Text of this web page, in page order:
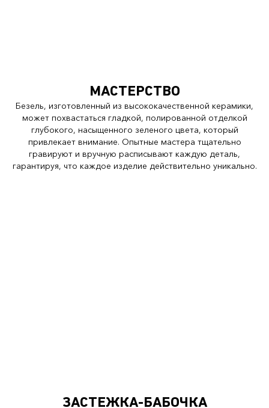
МАСТЕРСТВО
Безель, изготовленный из высококачественной керамики,
может похвастаться гладкой, полированной отделкой
глубокого, насыщенного зеленого цвета, который
привлекает внимание. Опытные мастера тщательно
гравируют и вручную расписывают каждую деталь,
гарантируя, что каждое изделие действительно уникально.
ЗАСТЕЖКА-БАБОЧКА